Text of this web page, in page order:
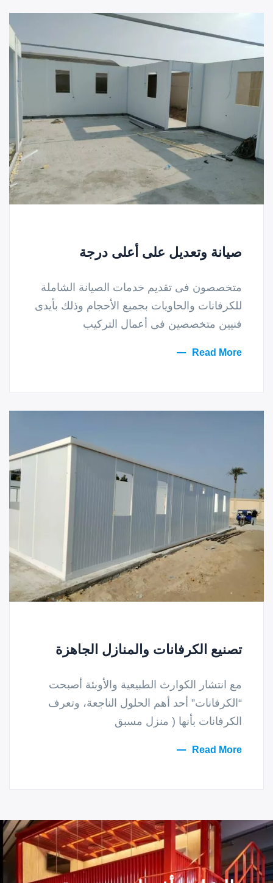
صيانة وتعديل على أعلى درجة
متخصصون فى تقديم خدمات الصيانة الشاملة
للكرفانات والحاويات بجميع الأحجام وذلك بأيدى
فنيين متخصصين فى أعمال التركيب
Read More
تصنيع الكرفانات والمنازل الجاهزة
مع انتشار الكوارث الطبيعية والأوبئة أصبحت
“الكرفانات” أحد أهم الحلول الناجعة، وتعرف
الكرفانات بأنها ( منزل مسبق
Read More